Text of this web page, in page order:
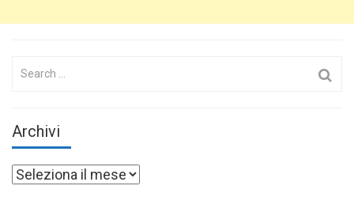
Search
Archivi
Archivi